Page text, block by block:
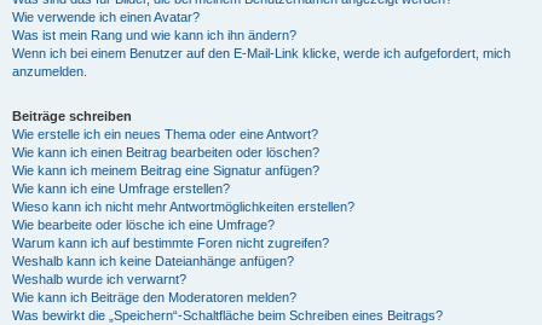
Wie verwende ich einen Avatar?
Was ist mein Rang und wie kann ich ihn ändern?
Wenn ich bei einem Benutzer auf den E-Mail-Link klicke, werde ich aufgefordert, mich
anzumelden.
Beiträge schreiben
Wie erstelle ich ein neues Thema oder eine Antwort?
Wie kann ich einen Beitrag bearbeiten oder löschen?
Wie kann ich meinem Beitrag eine Signatur anfügen?
Wie kann ich eine Umfrage erstellen?
Wieso kann ich nicht mehr Antwortmöglichkeiten erstellen?
Wie bearbeite oder lösche ich eine Umfrage?
Warum kann ich auf bestimmte Foren nicht zugreifen?
Weshalb kann ich keine Dateianhänge anfügen?
Weshalb wurde ich verwarnt?
Wie kann ich Beiträge den Moderatoren melden?
Was bewirkt die „Speichern“-Schaltfläche beim Schreiben eines Beitrags?